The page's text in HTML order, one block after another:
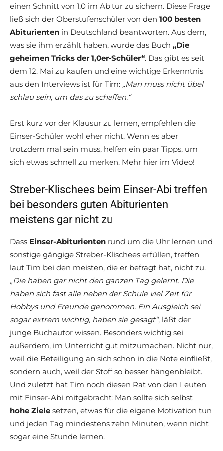
einen Schnitt von 1,0 im Abitur zu sichern. Diese Frage
ließ sich der Oberstufenschüler von den 100 besten
Abiturienten in Deutschland beantworten. Aus dem,
was sie ihm erzählt haben, wurde das Buch „Die
geheimen Tricks der 1,0er-Schüler“. Das gibt es seit
dem 12. Mai zu kaufen und eine wichtige Erkenntnis
aus den Interviews ist für Tim: „Man muss nicht übel
schlau sein, um das zu schaffen.“
Erst kurz vor der Klausur zu lernen, empfehlen die
Einser-Schüler wohl eher nicht. Wenn es aber
trotzdem mal sein muss, helfen ein paar Tipps, um
sich etwas schnell zu merken. Mehr hier im Video!
Streber-Klischees beim Einser-Abi treffen
bei besonders guten Abiturienten
meistens gar nicht zu
Dass Einser-Abiturienten rund um die Uhr lernen und
sonstige gängige Streber-Klischees erfüllen, treffen
laut Tim bei den meisten, die er befragt hat, nicht zu.
„Die haben gar nicht den ganzen Tag gelernt. Die
haben sich fast alle neben der Schule viel Zeit für
Hobbys und Freunde genommen. Ein Ausgleich sei
sogar extrem wichtig, haben sie gesagt“, läßt der
junge Buchautor wissen. Besonders wichtig sei
außerdem, im Unterricht gut mitzumachen. Nicht nur,
weil die Beteiligung an sich schon in die Note einfließt,
sondern auch, weil der Stoff so besser hängenbleibt.
Und zuletzt hat Tim noch diesen Rat von den Leuten
mit Einser-Abi mitgebracht: Man sollte sich selbst
hohe Ziele setzen, etwas für die eigene Motivation tun
und jeden Tag mindestens zehn Minuten, wenn nicht
sogar eine Stunde lernen.